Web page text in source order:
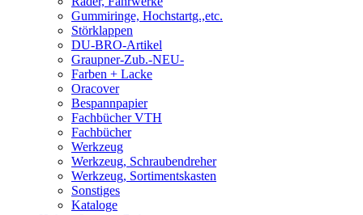
Gummiringe, Hochstartg.,etc.
Störklappen
DU-BRO-Artikel
Graupner-Zub.-NEU-
Farben + Lacke
Oracover
Bespannpapier
Fachbücher VTH
Fachbücher
Werkzeug
Werkzeug, Schraubendreher
Werkzeug, Sortimentskasten
Sonstiges
Kataloge